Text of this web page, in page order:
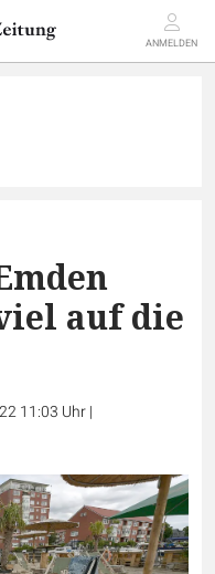
ANMELDEN
auf die
11:03 Uhr|